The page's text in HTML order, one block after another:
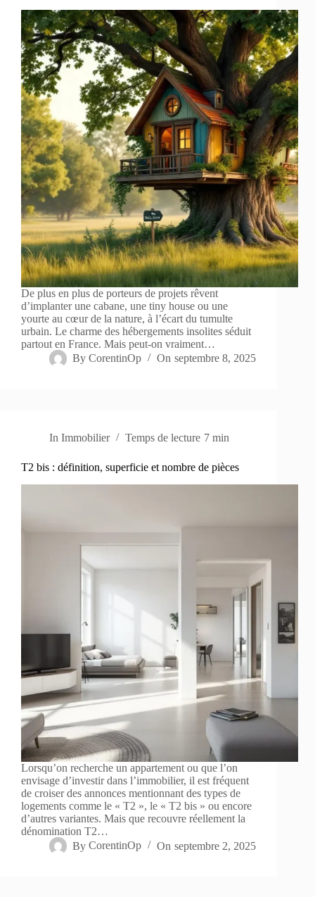
De plus en plus de porteurs de projets rêvent
d’implanter une cabane, une tiny house ou une
yourte au cœur de la nature, à l’écart du tumulte
urbain. Le charme des hébergements insolites séduit
partout en France. Mais peut-on vraiment…
By CorentinOp On septembre 8, 2025
In Immobilier Temps de lecture 7 min
T2 bis : définition, superficie et nombre de pièces
Lorsqu’on recherche un appartement ou que l’on
envisage d’investir dans l’immobilier, il est fréquent
de croiser des annonces mentionnant des types de
logements comme le « T2 », le « T2 bis » ou encore
d’autres variantes. Mais que recouvre réellement la
dénomination T2…
By CorentinOp On septembre 2, 2025